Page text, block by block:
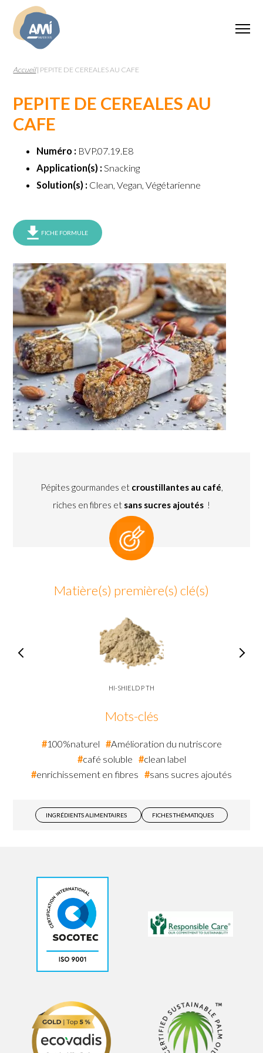
Accueil| PEPITE DE CEREALES AU CAFE
PEPITE DE CEREALES AU
CAFE
Numéro : BVP.07.19.E8
Application(s) : Snacking
Solution(s) : Clean, Vegan, Végétarienne
FICHE FORMULE
Pépites gourmandes et croustillantes au café,
riches en fibres et sans sucres ajoutés !
Matière(s) première(s) clé(s)
HI-SHIELD P TH
Mots-clés
100%naturel
Amélioration du nutriscore
café soluble
clean label
enrichissement en fibres
sans sucres ajoutés
INGRÉDIENTS ALIMENTAIRES FICHES THÉMATIQUES